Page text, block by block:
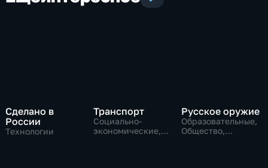
Сделано в
России
Технологии
Транспорт
Социально-
экономические,
Русское оружие
Образовательные,
Общество,